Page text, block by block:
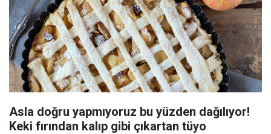
Asla doğru yapmıyoruz bu yüzden dağılıyor!
Keki fırından kalıp gibi çıkartan tüyo